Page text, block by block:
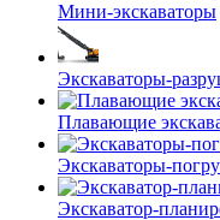
Мини-экскаваторы
Экскаваторы-
Плавающие
Экскаваторы-
Экскаватор-